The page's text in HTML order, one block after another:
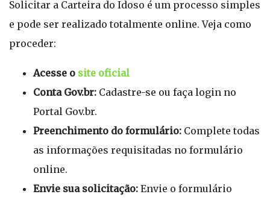
Solicitar a Carteira do Idoso é um processo simples
e pode ser realizado totalmente online. Veja como
proceder:
Acesse o site oficial
Conta Gov.br: Cadastre-se ou faça login no
Portal Gov.br.
Preenchimento do formulário: Complete todas
as informações requisitadas no formulário
online.
Envie sua solicitação: Envie o formulário